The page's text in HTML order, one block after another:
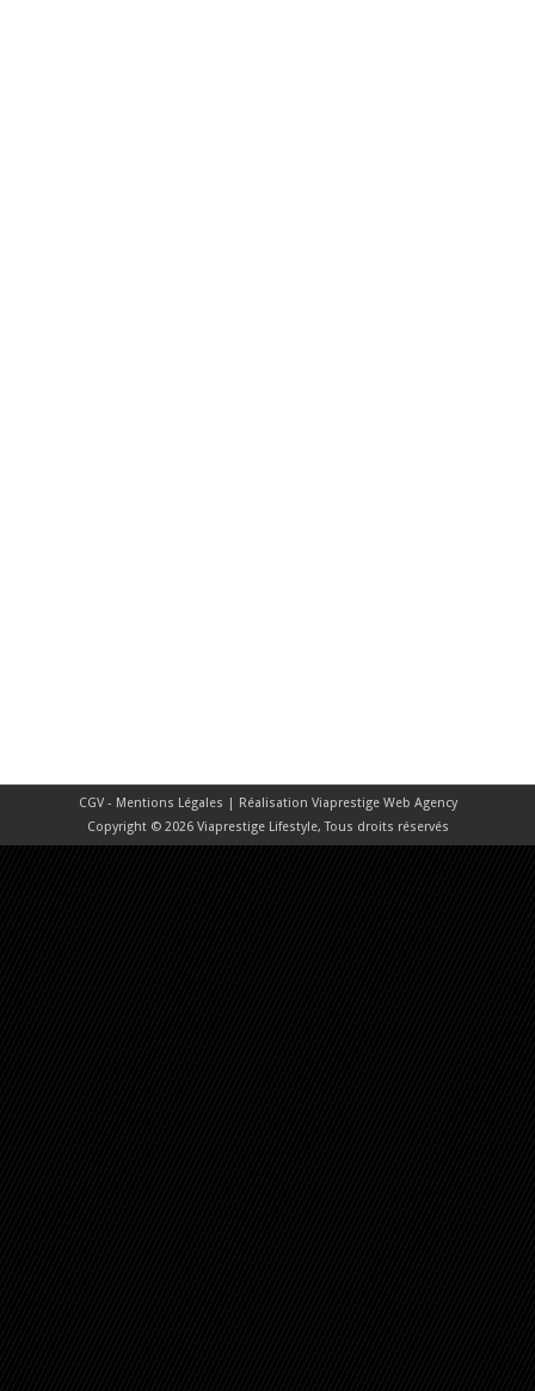
CGV - Mentions Légales | Réalisation Viaprestige Web Agency
Copyright © 2026 Viaprestige Lifestyle, Tous droits réservés